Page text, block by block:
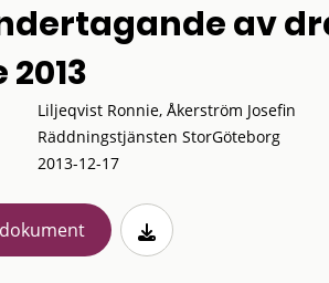
av
Liljeqvist Ronnie, Åkerström Josefin
Räddningstjänsten StorGöteborg
2013-12-17